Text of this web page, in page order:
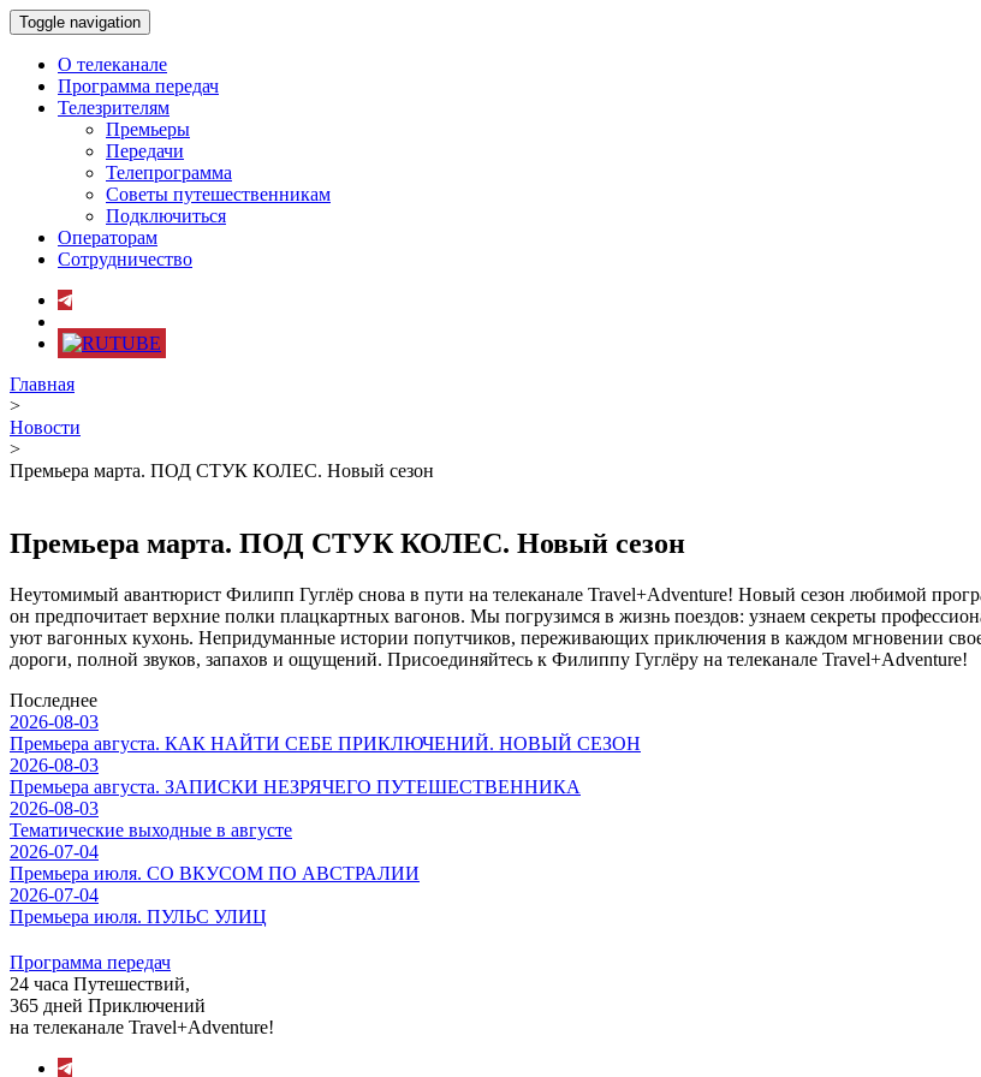
Toggle navigation
О телеканале
Программа передач
Телезрителям
Премьеры
Передачи
Телепрограмма
Советы путешественникам
Подключиться
Операторам
Сотрудничество
Главная
>
Новости
>
Премьера марта. ПОД СТУК КОЛЕС. Новый сезон
Премьера марта. ПОД СТУК КОЛЕС. Новый сезон
Неутомимый авантюрист Филипп Гуглёр снова в пути на телеканале Travel+Adventure! Новый сезон любимой
он предпочитает верхние полки плацкартных вагонов. Мы погрузимся в жизнь поездов: узнаем секреты
уют вагонных кухонь. Непридуманные истории попутчиков, переживающих приключения в каждом мгновении
дороги, полной звуков, запахов и ощущений. Присоединяйтесь к Филиппу Гуглёру на телеканале Travel+Adventure!
Последнее
2026-08-03
Премьера августа. КАК НАЙТИ СЕБЕ ПРИКЛЮЧЕНИЙ. НОВЫЙ СЕЗОН
2026-08-03
Премьера августа. ЗАПИСКИ НЕЗРЯЧЕГО ПУТЕШЕСТВЕННИКА
2026-08-03
Тематические выходные в августе
2026-07-04
Премьера июля. СО ВКУСОМ ПО АВСТРАЛИИ
2026-07-04
Премьера июля. ПУЛЬС УЛИЦ
Программа передач
24 часа Путешествий,
365 дней Приключений
на телеканале Travel+Adventure!